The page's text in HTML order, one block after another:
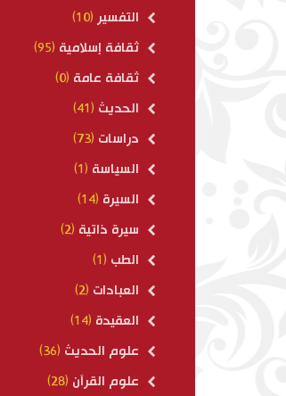
التفسير (10)
ثقافة إسلامية (95)
ثقافة عامة (0)
الحديث (41)
دراسات (73)
السياسة (1)
السيرة (14)
سيرة ذاتية (2)
الطب (1)
العبادات (2)
العقيدة (14)
علوم الحديث (36)
علوم القرآن (28)